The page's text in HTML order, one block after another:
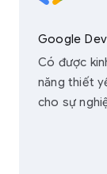
Google
Có được
năng thiết
cho sự